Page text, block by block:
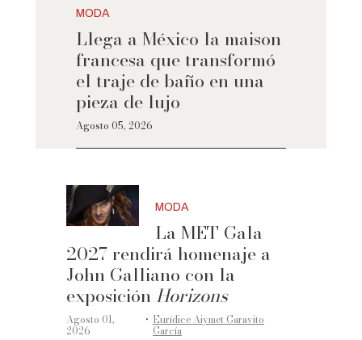
MODA
Llega a México la maison
francesa que transformó
el traje de baño en una
pieza de lujo
Agosto 05, 2026
MODA
La MET Gala
2027 rendirá homenaje a
John Galliano con la
exposición Horizons
Agosto 01,
2026 ·Eurídice Aiymet Garavito
García